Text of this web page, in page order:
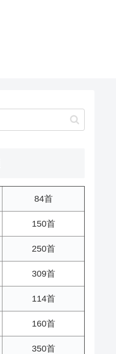
84首
150首
250首
309首
114首
160首
350首